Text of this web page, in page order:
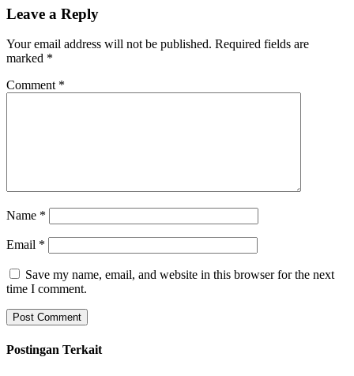
Leave a Reply
Your email address will not be published. Required fields are
marked *
Comment *
Name *
Email *
Save my name, email, and website in this browser for the next
time I comment.
Postingan Terkait